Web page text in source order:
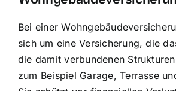
Bei einer
sich um eine Versicherung, die
die damit verbundenen
zum Beispiel Garage, Terrasse